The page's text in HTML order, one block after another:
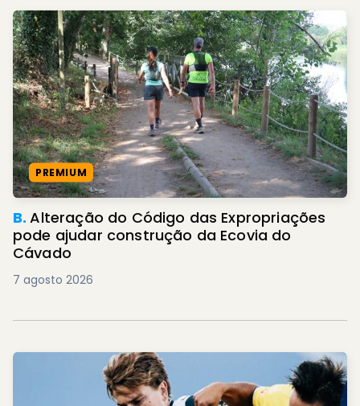
PREMIUM
B.Alteração do Código das Expropriações
pode ajudar construção da Ecovia do
Cávado
7 agosto 2026